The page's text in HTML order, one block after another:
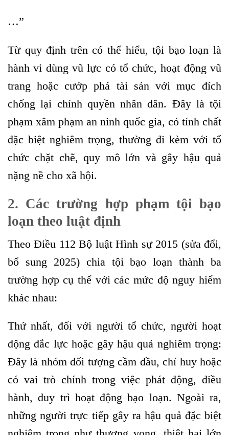
…”
Từ quy định trên có thể hiểu, tội bạo loạn là
hành vi dùng vũ lực có tổ chức, hoạt động vũ
trang hoặc cướp phá tài sản với mục đích
chống lại chính quyền nhân dân. Đây là tội
phạm xâm phạm an ninh quốc gia, có tính chất
đặc biệt nghiêm trọng, thường đi kèm với tổ
chức chặt chẽ, quy mô lớn và gây hậu quả
nặng nề cho xã hội.
2. Các trường hợp phạm tội bạo
loạn theo luật định
Theo Điều 112 Bộ luật Hình sự 2015 (sửa đổi,
bổ sung 2025) chia tội bạo loạn thành ba
trường hợp cụ thể với các mức độ nguy hiểm
khác nhau:
Thứ nhất, đối với người tổ chức, người hoạt
động đắc lực hoặc gây hậu quả nghiêm trọng:
Đây là nhóm đối tượng cầm đầu, chỉ huy hoặc
có vai trò chính trong việc phát động, điều
hành, duy trì hoạt động bạo loạn. Ngoài ra,
những người trực tiếp gây ra hậu quả đặc biệt